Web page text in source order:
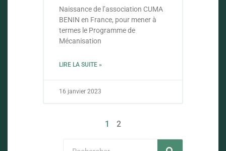
Naissance de l’association CUMA
BENIN en France, pour mener à
termes le Programme de
Mécanisation
LIRE LA SUITE »
16 janvier 2023
1 2